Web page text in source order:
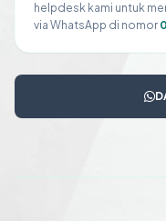
helpdesk kami untuk
via WhatsApp di nomor